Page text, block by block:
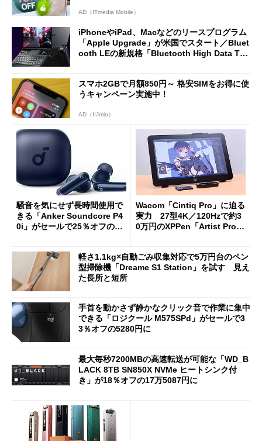
AD（ITmedia Mobile）
iPhoneやiPad、Macなどのリースプログラム
「Apple Upgrade」が米国でスタート／Bluet
ooth LEの新規格「Bluetooth High Data Thr
スマホ2GBで月額850円～ 格安SIMをお得に使
うキャンペーン実施中！
AD（IIJmio）
騒音を気にせず長時間使用で
きる「Anker Soundcore P4
0i」がセールで25％オフの59
Wacom「Cintiq Pro」に迫る
実力 27型4K／120Hzで約3
0万円のXPPen「Artist Pro 2
軽さ1.1kg×自動ごみ収集対応で5万円台のペン
型掃除機「Dreame S1 Station」を試す 見え
た長所と短所
手首を動かさず静かなクリック音で作業に集中
できる「ロジクール M575SPd」がセールで3
3％オフの5280円に
最大毎秒7200MBの高速転送が可能な「WD_B
LACK 8TB SN850X NVMe ヒートシンク付
き」が18％オフの17万5087円に